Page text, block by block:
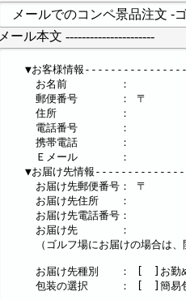
メール本文 ----------------------